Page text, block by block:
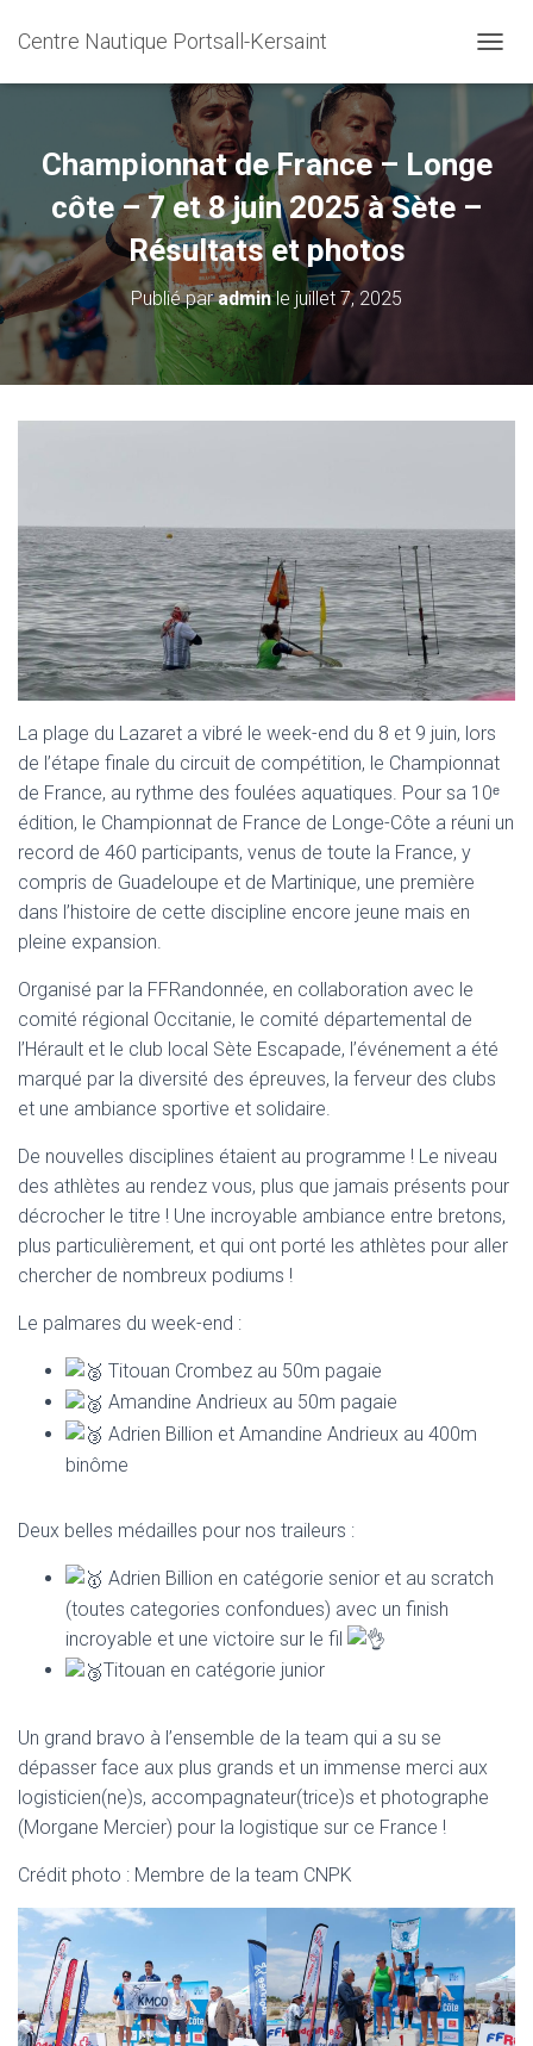
Centre Nautique Portsall-Kersaint
Championnat de France – Longe
côte – 7 et 8 juin 2025 à Sète –
Résultats et photos
Publié paradminle juillet 7, 2025
La plage du Lazaret a vibré le week-end du 8 et 9 juin, lors
de l’étape finale du circuit de compétition, le Championnat
de France, au rythme des foulées aquatiques. Pour sa 10ᵉ
édition, le Championnat de France de Longe-Côte a réuni un
record de 460 participants, venus de toute la France, y
compris de Guadeloupe et de Martinique, une première
dans l’histoire de cette discipline encore jeune mais en
pleine expansion.
Organisé par la FFRandonnée, en collaboration avec le
comité régional Occitanie, le comité départemental de
l’Hérault et le club local Sète Escapade, l’événement a été
marqué par la diversité des épreuves, la ferveur des clubs
et une ambiance sportive et solidaire.
De nouvelles disciplines étaient au programme ! Le niveau
des athlètes au rendez vous, plus que jamais présents pour
décrocher le titre ! Une incroyable ambiance entre bretons,
plus particulièrement, et qui ont porté les athlètes pour aller
chercher de nombreux podiums !
Le palmares du week-end :
Titouan Crombez au 50m pagaie
Amandine Andrieux au 50m pagaie
Adrien Billion et Amandine Andrieux au 400m
binôme
Deux belles médailles pour nos traileurs :
Adrien Billion en catégorie senior et au scratch
(toutes categories confondues) avec un finish
incroyable et une victoire sur le fil
Titouan en catégorie junior
Un grand bravo à l’ensemble de la team qui a su se
dépasser face aux plus grands et un immense merci aux
logisticien(ne)s, accompagnateur(trice)s et photographe
(Morgane Mercier) pour la logistique sur ce France !
Crédit photo : Membre de la team CNPK